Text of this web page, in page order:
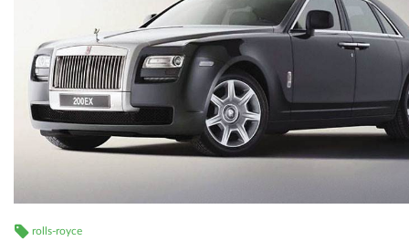
rolls-royce